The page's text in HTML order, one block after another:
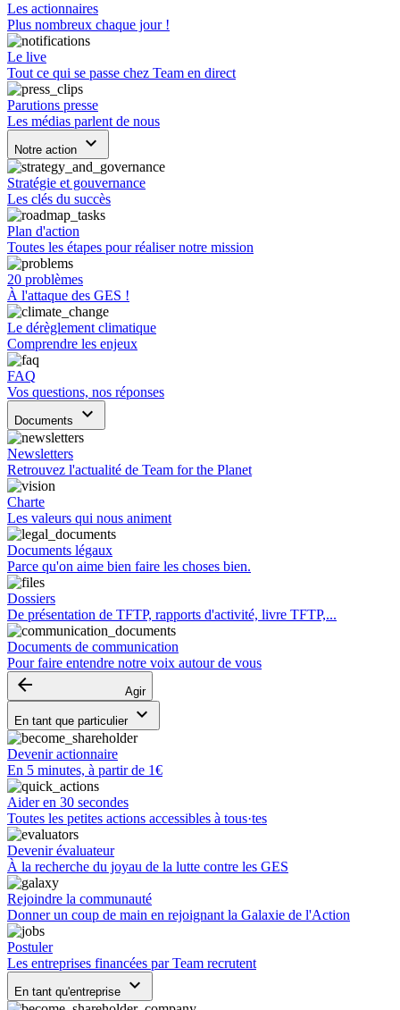
Les actionnaires
Plus nombreux chaque jour !
Le live
Tout ce qui se passe chez Team en direct
Parutions presse
Les médias parlent de nous
Notre action keyboard_arrow_down
Stratégie et gouvernance
Les clés du succès
Plan d'action
Toutes les étapes pour réaliser notre mission
20 problèmes
À l'attaque des GES !
Le dérèglement climatique
Comprendre les enjeux
FAQ
Vos questions, nos réponses
Documents keyboard_arrow_down
Newsletters
Retrouvez l'actualité de Team for the Planet
Charte
Les valeurs qui nous animent
Documents légaux
Parce qu'on aime bien faire les choses bien.
Dossiers
De présentation de TFTP, rapports d'activité, livre TFTP,...
Documents de communication
Pour faire entendre notre voix autour de vous
arrow_backward Agir
En tant que particulier keyboard_arrow_down
Devenir actionnaire
En 5 minutes, à partir de 1€
Aider en 30 secondes
Toutes les petites actions accessibles à tous·tes
Devenir évaluateur
À la recherche du joyau de la lutte contre les GES
Rejoindre la communauté
Donner un coup de main en rejoignant la Galaxie de l'Action
Postuler
Les entreprises financées par Team recrutent
En tant qu'entreprise keyboard_arrow_down